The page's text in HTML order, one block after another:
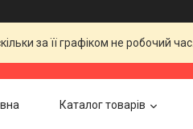
за її графіком не робочий
Каталог товарів